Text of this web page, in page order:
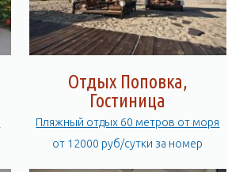
Отдых Поповка,
Гостиница
Пляжный отдых 60 метров от моря
от 12000 руб/сутки за номер